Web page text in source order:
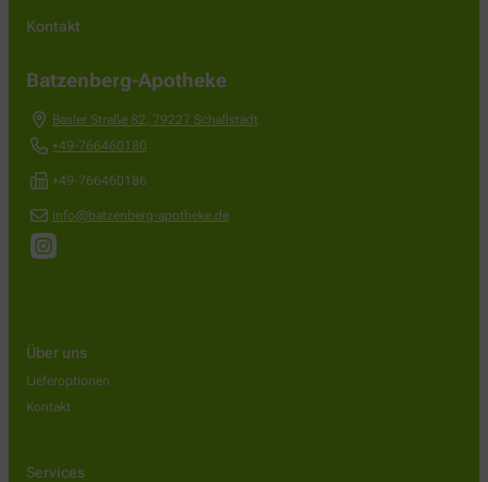
Kontakt
Batzenberg-Apotheke
Basler Straße 82 79227 Schallstadt
+49-766460180
+49-766460186
info@batzenberg-apotheke.de
Über uns
Lieferoptionen
Kontakt
Services